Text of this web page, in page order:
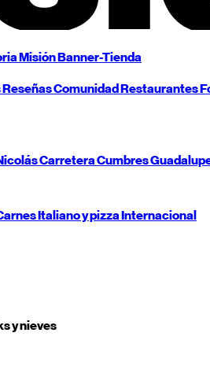
MisiónBanner-Tienda
ReseñasComunidadRestaurantes
CarreteraCumbres
Italiano y pizzaInternacional
y nieves